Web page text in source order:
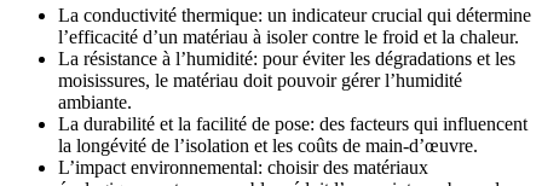
La conductivité thermique: un indicateur crucial qui détermine
l’efficacité d’un matériau à isoler contre le froid et la chaleur.
La résistance à l’humidité: pour éviter les dégradations et les
moisissures, le matériau doit pouvoir gérer l’humidité
ambiante.
La durabilité et la facilité de pose: des facteurs qui influencent
la longévité de l’isolation et les coûts de main-d’œuvre.
L’impact environnemental: choisir des matériaux